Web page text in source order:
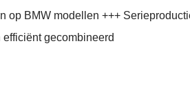
op BMW modellen +++
gecombineerd